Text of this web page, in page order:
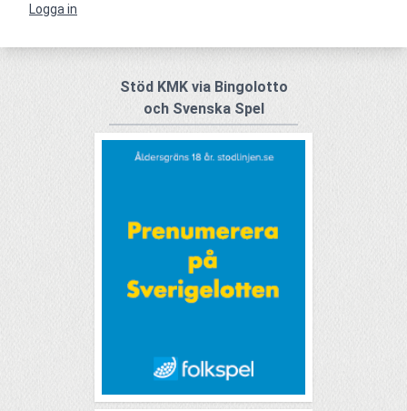
Logga in
Stöd KMK via Bingolotto
och Svenska Spel